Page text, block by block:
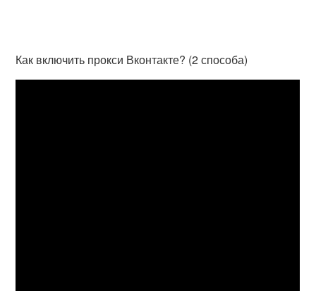
Как включить прокси Вконтакте? (2 способа)